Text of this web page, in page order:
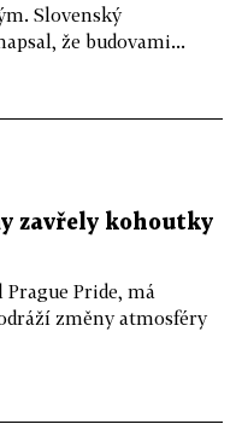
Slovenský
že budovami...
zavřely kohoutky
Pride, má
změny atmosféry